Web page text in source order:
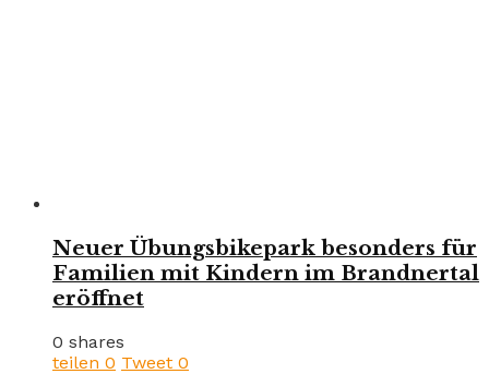
Neuer Übungsbikepark besonders für
Familien mit Kindern im Brandnertal
eröffnet
0 shares
teilen 0 Tweet 0